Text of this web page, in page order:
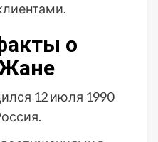
о
12 июля 1990